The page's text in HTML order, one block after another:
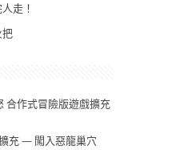
走！
合作式冒險版遊戲擴充
充 — 闖入惡龍巢穴